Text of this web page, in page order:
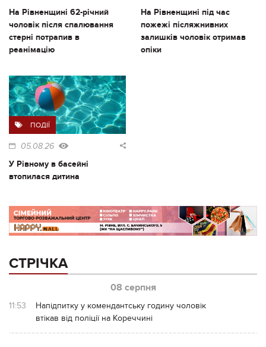
На Рівненщині 62-річний
чоловік після спалювання
стерні потрапив в
реанімацію
На Рівненщині під час
пожежі післяжнивних
залишків чоловік отримав
опіки
ПОДІЇ
05.08.26
У Рівному в басейні
втопилася дитина
СТРІЧКА
08 серпня
11:53
Напідпитку у комендантську годину чоловік
втікав від поліції на Кореччині